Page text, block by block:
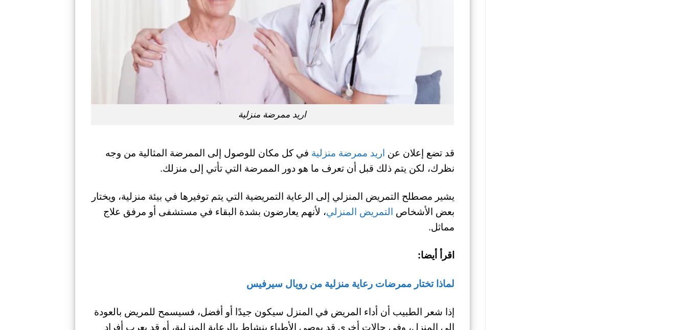
اريد ممرضة منزلية
قد تضع إعلان عن اريد ممرضة منزلية في كل مكان للوصول إلى الممرضة المثالية من وجه
نظرك، لكن يتم ذلك قبل أن تعرف ما هو دور الممرضة التي تأتي إلى منزلك.
يشير مصطلح التمريض المنزلي إلى الرعاية التمريضية التي يتم توفيرها في بيئة منزلية، ويختار
بعض الأشخاص التمريض المنزلي، لأنهم يعارضون بشدة البقاء في مستشفى أو مرفق علاج
مماثل.
اقرأ أيضا:
لماذا تختار ممرضات رعاية منزلية من رويال سيرفيس
إذا شعر الطبيب أن أداء المريض في المنزل سيكون جيدًا أو أفضل، فسيسمح للمريض بالعودة
إلى المنزل، وفي حالات أخرى قد يوصي الأطباء بنشاط بالرعاية المنزلية، أو قد يعرب أفراد